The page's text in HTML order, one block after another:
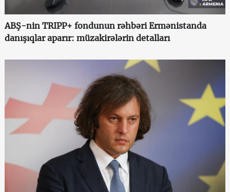
ABŞ-nin TRIPP+ fondunun rəhbəri Ermənistanda
danışıqlar aparır: müzakirələrin detalları